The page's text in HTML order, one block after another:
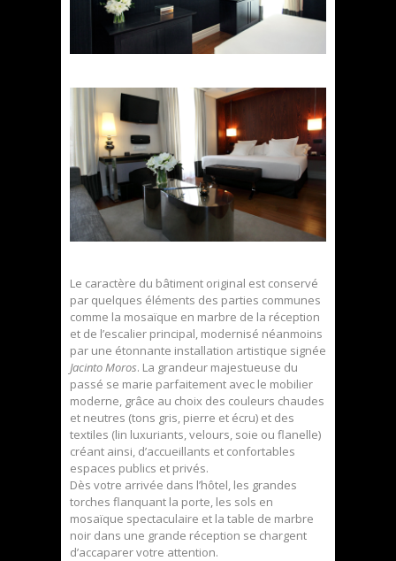
Le caractère du bâtiment original est conservé
par quelques éléments des parties communes
comme la mosaïque en marbre de la réception
et de l’escalier principal, modernisé néanmoins
par une étonnante installation artistique signée
Jacinto Moros. La grandeur majestueuse du
passé se marie parfaitement avec le mobilier
moderne, grâce au choix des couleurs chaudes
et neutres (tons gris, pierre et écru) et des
textiles (lin luxuriants, velours, soie ou flanelle)
créant ainsi, d’accueillants et confortables
espaces publics et privés.
Dès votre arrivée dans l’hôtel, les grandes
torches flanquant la porte, les sols en
mosaïque spectaculaire et la table de marbre
noir dans une grande réception se chargent
d’accaparer votre attention.